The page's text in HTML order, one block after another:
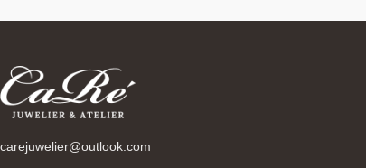
carejuwelier@outlook.com